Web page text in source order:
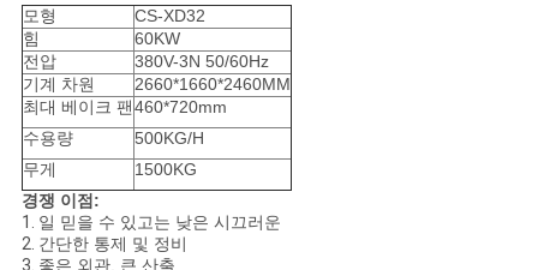
모형
CS-XD32
힘
60KW
전압
380V-3N 50/60Hz
기계 차원
2660*1660*2460MM
최대 베이크 팬460*720mm
수용량
500KG/H
무게
1500KG
경쟁 이점:
1. 일 믿을 수 있고는 낮은 시끄러운
2. 간단한 통제 및 정비
3. 좋은 외관, 큰 산출